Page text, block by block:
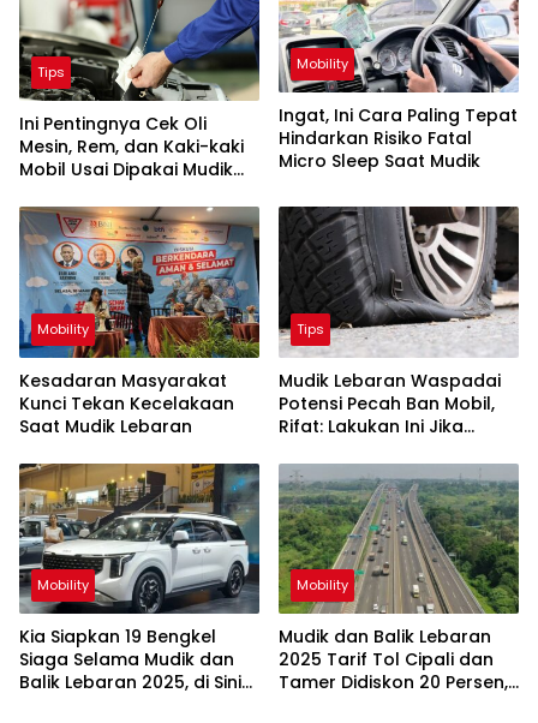
Tips
Ini Pentingnya Cek Oli
Mesin, Rem, dan Kaki-kaki
Mobil Usai Dipakai Mudik
Mobility
Ingat, Ini Cara Paling Tepat
Hindarkan Risiko Fatal
Micro Sleep Saat Mudik
Mobility
Kesadaran Masyarakat
Kunci Tekan Kecelakaan
Saat Mudik Lebaran
Tips
Mudik Lebaran Waspadai
Potensi Pecah Ban Mobil,
Rifat: Lakukan Ini Jika
Mobility
Kia Siapkan 19 Bengkel
Siaga Selama Mudik dan
Balik Lebaran 2025, di Sini
Mobility
Mudik dan Balik Lebaran
2025 Tarif Tol Cipali dan
Tamer Didiskon 20 Persen,